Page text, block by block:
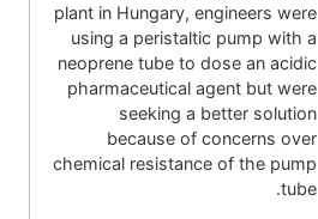
plant in Hungary, engineers were
using a peristaltic pump with a
neoprene tube to dose an acidic
pharmaceutical agent but were
seeking a better solution
because of concerns over
chemical resistance of the pump
tube.